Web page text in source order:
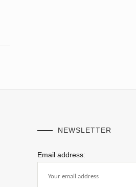
NEWSLETTER
Email address: